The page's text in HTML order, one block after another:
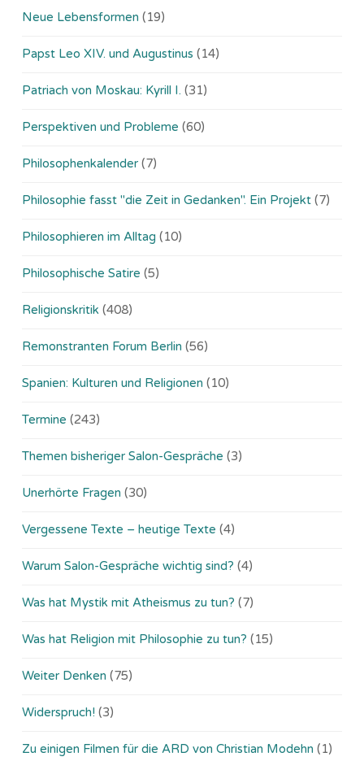
Neue Lebensformen (19)
Papst Leo XIV. und Augustinus (14)
Patriach von Moskau: Kyrill I. (31)
Perspektiven und Probleme (60)
Philosophenkalender (7)
Philosophie fasst "die Zeit in Gedanken". Ein Projekt (7)
Philosophieren im Alltag (10)
Philosophische Satire (5)
Religionskritik (408)
Remonstranten Forum Berlin (56)
Spanien: Kulturen und Religionen (10)
Termine (243)
Themen bisheriger Salon-Gespräche (3)
Unerhörte Fragen (30)
Vergessene Texte – heutige Texte (4)
Warum Salon-Gespräche wichtig sind? (4)
Was hat Mystik mit Atheismus zu tun? (7)
Was hat Religion mit Philosophie zu tun? (15)
Weiter Denken (75)
Widerspruch! (3)
Zu einigen Filmen für die ARD von Christian Modehn (1)